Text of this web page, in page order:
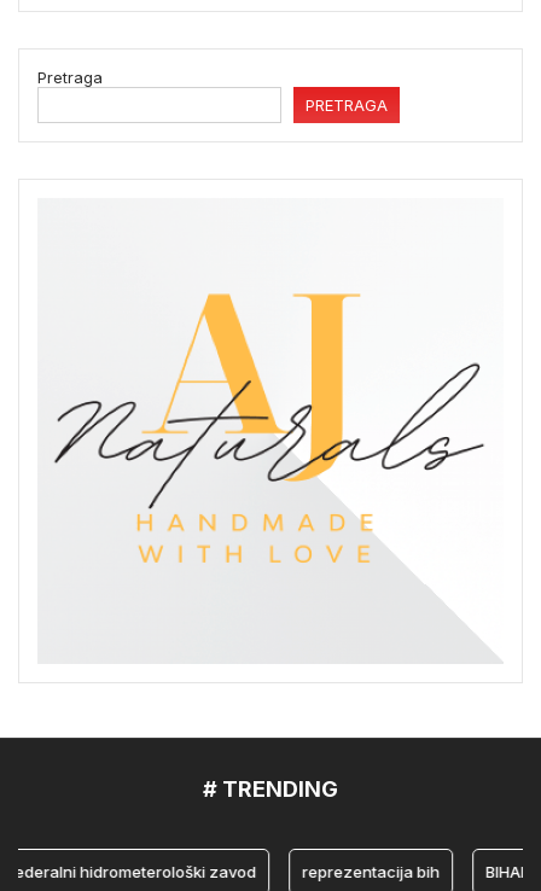
Pretraga
PRETRAGA
# TRENDING
hidrometerološki zavod reprezentacija bih BIHAMK